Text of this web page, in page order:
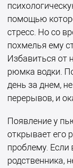
помощью
стресс. Но со
похмелья ему
Избавиться от
рюмка водки.
день за днем,
перерывов, и
Появление у
открывает его
проблему. Если
родственника,